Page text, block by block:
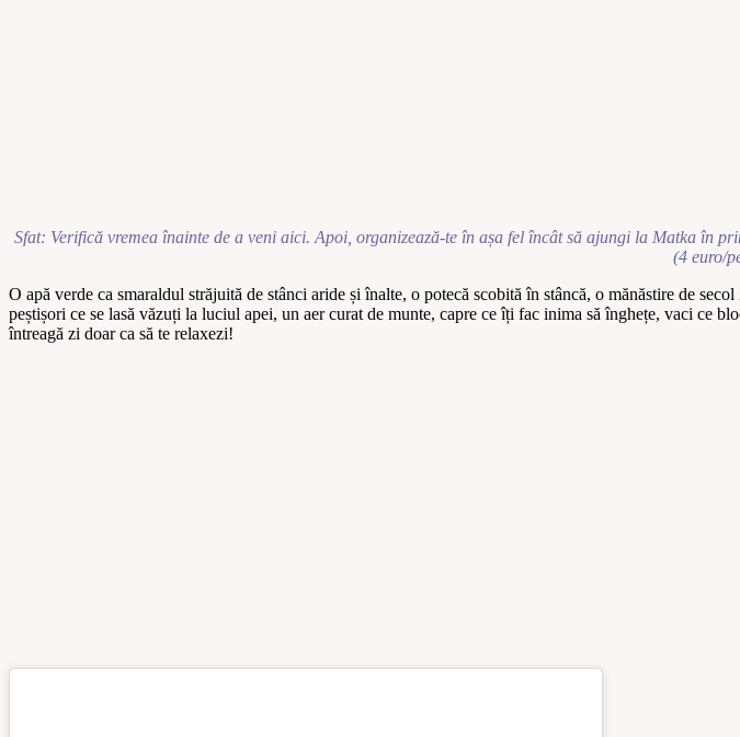
Sfat: Verifică vremea înainte de a veni aici. Apoi, organizează-te în așa fel încât să ajungi la Matka în
(4 euro/
O apă verde ca smaraldul străjuită de stânci aride și înalte, o potecă scobită în stâncă, o mănăstire de
peștișori ce se lasă văzuți la luciul apei, un aer curat de munte, capre ce îți fac inima să înghețe, vaci ce
întreagă zi doar ca să te relaxezi!